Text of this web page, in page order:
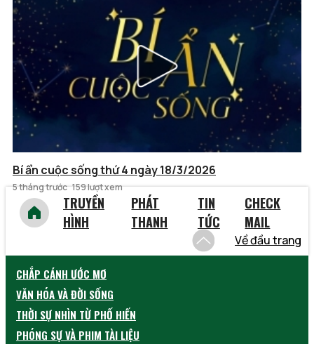
Bí ẩn cuộc sống thứ 4 ngày 18/3/2026
5 tháng trước 159 lượt xem
TRUYỀN
HÌNH
PHÁT
THANH
TIN
TỨC
CHECK
MAIL
Về đầu trang
CHẮP CÁNH ƯỚC MƠ
VĂN HÓA VÀ ĐỜI SỐNG
THỜI SỰ NHÌN TỪ PHỐ HIẾN
PHÓNG SỰ VÀ PHIM TÀI LIỆU